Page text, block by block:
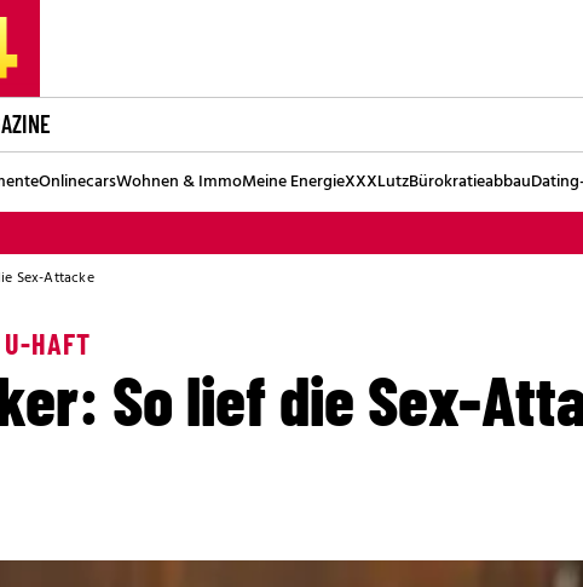
OnlinecarsWohnen & ImmoMeine EnergieXXXLutzBürokratieabbau
Sex-Attacke
HAFT
So lief die Sex-